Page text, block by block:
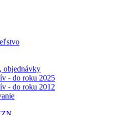
objednávky
- do roku 2025
- do roku 2012